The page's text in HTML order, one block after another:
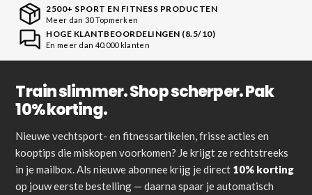
2500+ SPORT EN FITNESS PRODUCTEN
Meer dan 30 Topmerken
HOGE KLANTBEOORDELINGEN (8.5/10)
En meer dan 40.000 klanten
Train slimmer. Shop scherper. Pak
10% korting.
Nieuwe vechtsport- en fitnessartikelen, frisse acties en
kooptips die miskopen voorkomen? Je krijgt ze rechtstreeks
in je mailbox. Als nieuwe abonnee krijg je direct 10% korting
op jouw eerste bestelling — daarna spaar je automatisch